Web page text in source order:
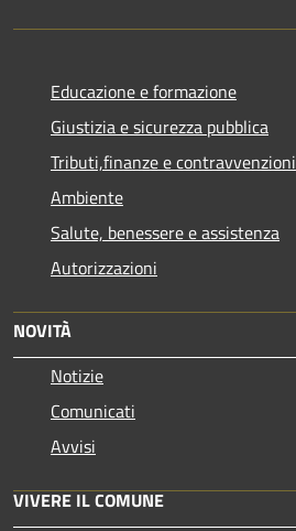
Educazione e formazione
Giustizia e sicurezza pubblica
Tributi,finanze e contravvenzioni
Ambiente
Salute, benessere e assistenza
Autorizzazioni
NOVITÀ
Notizie
Comunicati
Avvisi
VIVERE IL COMUNE